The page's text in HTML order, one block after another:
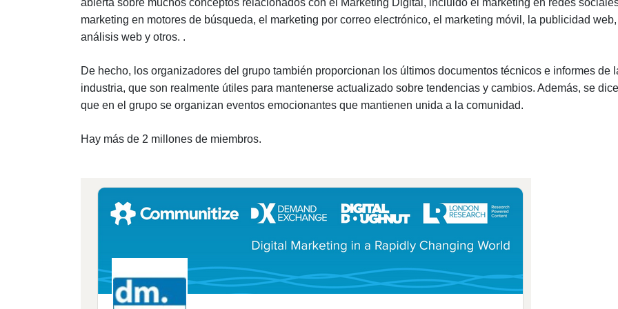
marketing en motores de búsqueda, el marketing por correo electrónico, el marketing móvil, la publicidad web,
análisis web y otros. .
De hecho, los organizadores del grupo también proporcionan los últimos documentos técnicos e informes de
industria, que son realmente útiles para mantenerse actualizado sobre tendencias y cambios. Además, se dice
que en el grupo se organizan eventos emocionantes que mantienen unida a la comunidad.
Hay más de 2 millones de miembros.